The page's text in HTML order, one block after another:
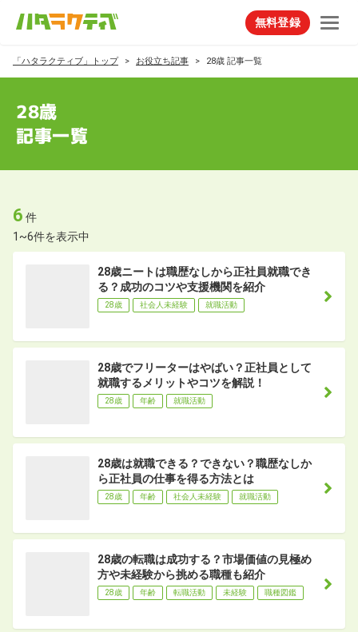
無料登録
「ハタラクティブ」トップ お役立ち記事 28歳 記事一覧
28歳
記事一覧
6 件
1~6件を表示中
28歳ニートは職歴なしから正社員就職でき
る？成功のコツや支援機関を紹介
28歳 社会人未経験 就職活動
28歳でフリーターはやばい？正社員として
就職するメリットやコツを解説！
28歳 年齢 就職活動
28歳は就職できる？できない？職歴なしか
ら正社員の仕事を得る方法とは
28歳 年齢 社会人未経験 就職活動
28歳の転職は成功する？市場価値の見極め
方や未経験から挑める職種も紹介
28歳 年齢 転職活動 未経験 職種図鑑